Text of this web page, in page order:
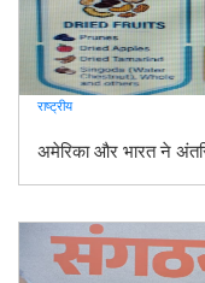
राष्ट्रीय
अमेरिका और भारत ने